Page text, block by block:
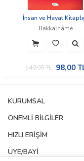
İnsan ve Hayat
Bakkalnâme
140,00TL 98,00
KURUMSAL
ÖNEMLI BILGILER
HIZLI ERIŞIM
ÜYE/BAYI